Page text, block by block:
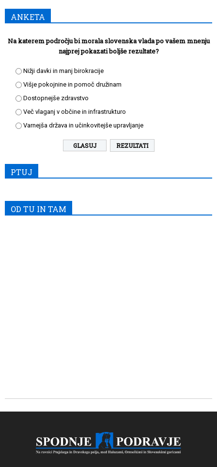
ANKETA
Na katerem področju bi morala slovenska vlada po vašem mnenju
najprej pokazati boljše rezultate?
Nižji davki in manj birokracije
Višje pokojnine in pomoč družinam
Dostopnejše zdravstvo
Več vlaganj v občine in infrastrukturo
Varnejša država in učinkovitejše upravljanje
REZULTATI
PTUJ
OD TU IN TAM